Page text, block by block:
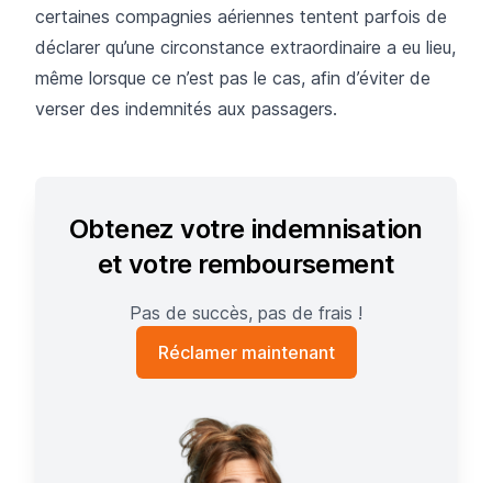
certaines compagnies aériennes tentent parfois de
déclarer qu’une circonstance extraordinaire a eu lieu,
même lorsque ce n’est pas le cas, afin d’éviter de
verser des indemnités aux passagers.
Obtenez votre indemnisation
et votre remboursement
Pas de succès, pas de frais !
Réclamer maintenant